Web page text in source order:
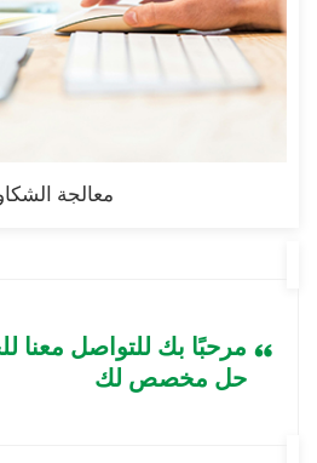
معالجة
مرحبًا بك للتواصل معنا
حل مخصص لك